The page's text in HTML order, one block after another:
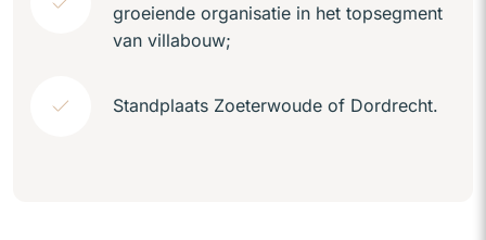
groeiende organisatie in het topsegment
van villabouw;
Standplaats Zoeterwoude of Dordrecht.